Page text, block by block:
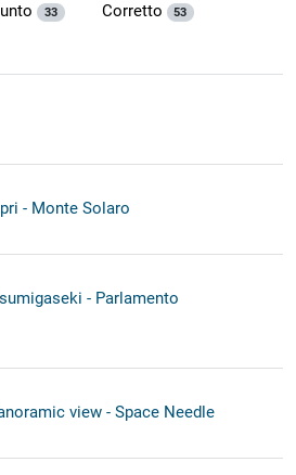
33 Corretto 53
- Monte Solaro
- Parlamento
view - Space Needle